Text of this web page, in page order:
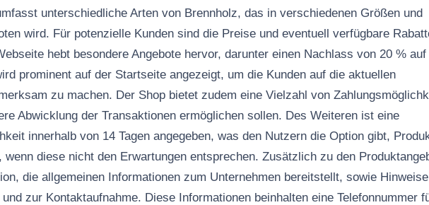
unterschiedliche Arten von Brennholz, das in verschiedenen Größen und
wird. Für potenzielle Kunden sind die Preise und eventuell verfügbare
hebt besondere Angebote hervor, darunter einen Nachlass von 20 % auf
prominent auf der Startseite angezeigt, um die Kunden auf die aktuellen
zu machen. Der Shop bietet zudem eine Vielzahl von
Abwicklung der Transaktionen ermöglichen sollen. Des Weiteren ist eine
innerhalb von 14 Tagen angegeben, was den Nutzern die Option gibt,
wenn diese nicht den Erwartungen entsprechen. Zusätzlich zu den
die allgemeinen Informationen zum Unternehmen bereitstellt, sowie
zur Kontaktaufnahme. Diese Informationen beinhalten eine Telefonnummer